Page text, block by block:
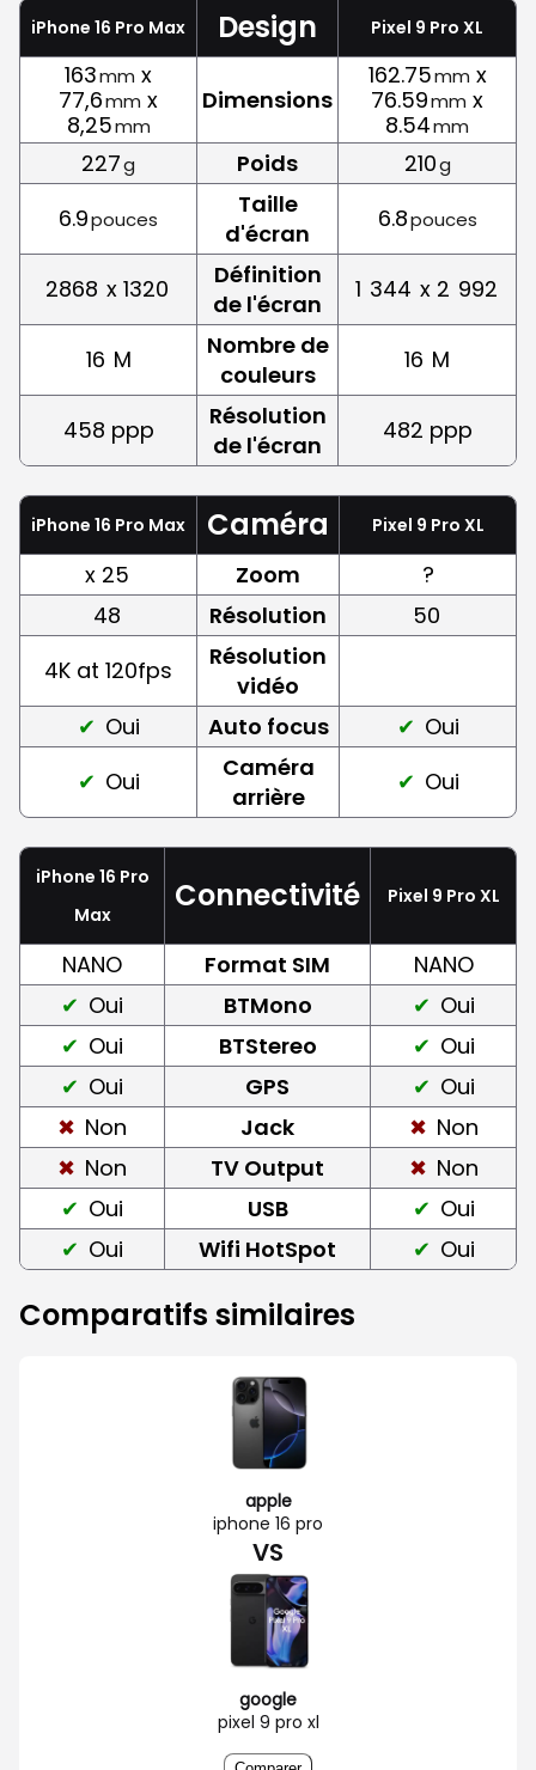
iPhone 16 Pro Max Design Pixel 9 Pro XL
163mm x
77,6mm x
8,25mm
Dimensions
162.75mm x
76.59mm x
8.54mm
227g Poids 210g
6.9pouces
Taille
d'écran
6.8pouces
2868 x 1320
Définition
de l'écran
1 344 x 2 992
16 M
Nombre de
couleurs
16 M
458 ppp
Résolution
de l'écran
482 ppp
iPhone 16 Pro Max Caméra Pixel 9 Pro XL
x 25 Zoom
?
48
Résolution
50
4K at 120fps
Résolution
vidéo
Oui
Auto focus
Oui
Oui
Caméra
arrière
Oui
iPhone 16 Pro
Max
Connectivité Pixel 9 Pro XL
NANO Format SIM
NANO
Oui
BTMono
Oui
Oui
BTStereo
Oui
Oui
GPS
Oui
Non
Jack
Non
Non
TV Output
Non
Oui
USB
Oui
Oui
Wifi HotSpot Oui
Comparatifs similaires
apple
iphone 16 pro
VS
google
pixel 9 pro xl